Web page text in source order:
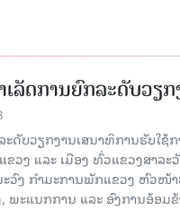
ລັດການຍົກລະດັບວຽ
ດັບວຽກງານເສນາທິການຮັບໃ
ຂວງ ແລະ ເມືອງ ທົ່ວແຂວງສາລ
ະວົງ ກຳມະການພັກແຂວງ ຫົວໜ້
ພະແນກການ ແລະ ອົງການອ້ອມຂ້